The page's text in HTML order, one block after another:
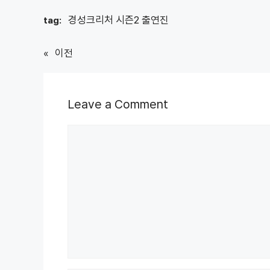
tag: 경성크리처 시즌2 출연진
« 이전
Leave a Comment